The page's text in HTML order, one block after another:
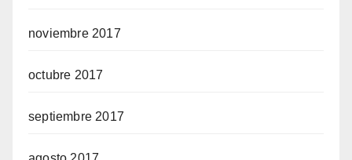
noviembre 2017
octubre 2017
septiembre 2017